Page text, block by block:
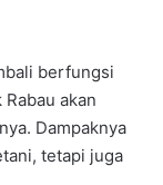
berfungsi
akan
Dampaknya
tetapi juga